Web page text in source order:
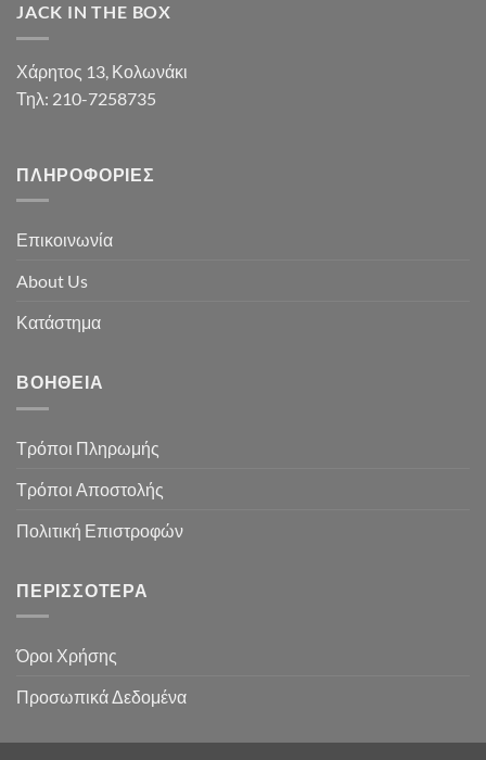
JACK IN THE BOX
Χάρητος 13, Κολωνάκι
Τηλ: 210-7258735
ΠΛΗΡΟΦΟΡΊΕΣ
Επικοινωνία
About Us
Κατάστημα
ΒΟΉΘΕΙΑ
Τρόποι Πληρωμής
Τρόποι Αποστολής
Πολιτική Επιστροφών
ΠΕΡΙΣΣΌΤΕΡΑ
Όροι Χρήσης
Προσωπικά Δεδομένα